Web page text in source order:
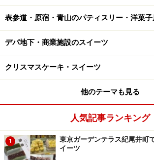
表参道・原宿・青山のパティスリー・洋菓子
デパ地下・商業施設のスイーツ
クリスマスケーキ・スイーツ
他のテーマも見る
人気記事ランキング
1
東京ガーデンテラス紀尾井町
イーツ